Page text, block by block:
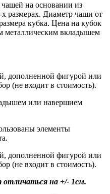
на основании из
размерах. Диаметр чаши от
кубка. Цена на кубок
металлическим вкладышем
дополненной фигурой или
(не входит в стоимость).
или навершием
элементы
дополненной фигурой или
(не входит в стоимость).
на +/- 1см.